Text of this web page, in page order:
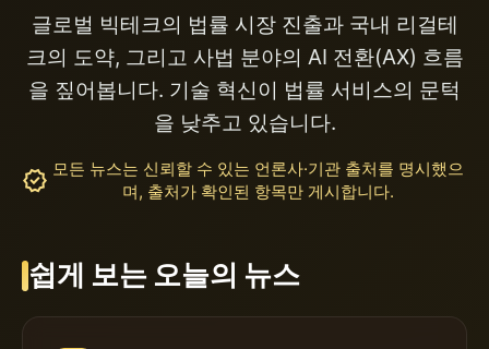
글로벌 빅테크의 법률 시장 진출과 국내 리걸테
크의 도약, 그리고 사법 분야의 AI 전환(AX) 흐름
을 짚어봅니다. 기술 혁신이 법률 서비스의 문턱
을 낮추고 있습니다.
verified 모든 뉴스는 신뢰할 수 있는 언론사·기관 출처를 명시했으
며, 출처가 확인된 항목만 게시합니다.
쉽게 보는 오늘의 뉴스